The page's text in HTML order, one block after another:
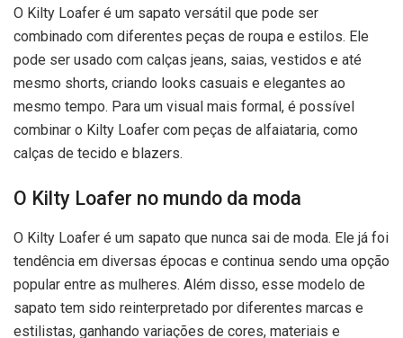
O Kilty Loafer é um sapato versátil que pode ser
combinado com diferentes peças de roupa e estilos. Ele
pode ser usado com calças jeans, saias, vestidos e até
mesmo shorts, criando looks casuais e elegantes ao
mesmo tempo. Para um visual mais formal, é possível
combinar o Kilty Loafer com peças de alfaiataria, como
calças de tecido e blazers.
O Kilty Loafer no mundo da moda
O Kilty Loafer é um sapato que nunca sai de moda. Ele já foi
tendência em diversas épocas e continua sendo uma opção
popular entre as mulheres. Além disso, esse modelo de
sapato tem sido reinterpretado por diferentes marcas e
estilistas, ganhando variações de cores, materiais e